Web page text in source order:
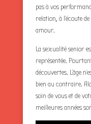
pas à vos
relation, à l’écoute
amour.
La sexualité senior
représentée.
découvertes. L’âge
bien au contraire.
soin de vous et de
meilleures années